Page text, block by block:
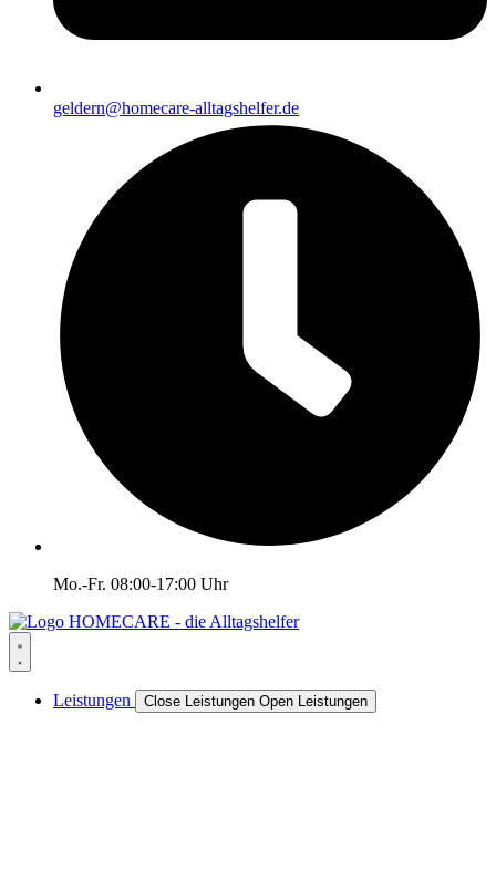
geldern@homecare-alltagshelfer.de
Mo.-Fr. 08:00-17:00 Uhr
Leistungen Close Leistungen Open Leistungen